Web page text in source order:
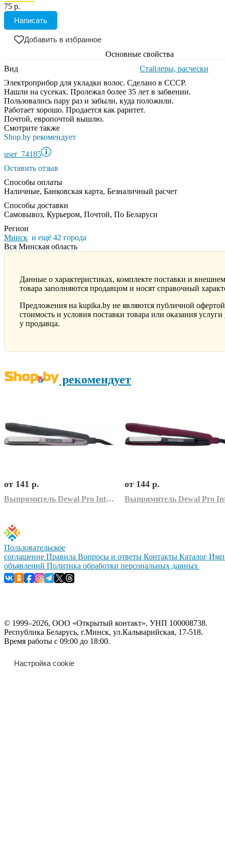
75 р.
Написать
Добавить в избранное
Основные свойства
Вид
Стайлеры, расчески
Электроприбор для укладки волос. Сделано в СССР.
Нашли на сусеках. Пролежал более 35 лет в забвении.
Пользовались пару раз и забыли, куда положили.
Работает хорошо. Продается как раритет.
Почтой, европочтой вышлю.
Смотрите также
Shop.by рекомендует
user_74185
Оставить отзыв
Способы оплаты
Наличные, Банковская карта, Безналичный расчет
Способы доставки
Самовывоз, Курьером, Почтой, По Беларуси
Регион
Минск и ещё 42 города
Вся Минская область
Данные о характеристиках, комплекте поставки и
товара заполняются продавцом и носят справочный
Предложения на kupika.by не являются публичной
стоимость и условия поставки товара или оказания услуги
у продавца.
рекомендует
от 141 р.
Выпрямитель Dewal Pro Intense 03-800 (серый)
от 144 р.
Пользовательское
соглашение Правила Вопросы и ответы Контакты Каталог
объявлений Политика обработки персональных данных
© 1999–2026, ООО «Открытый контакт». УНП 100008738.
Республика Беларусь, г.Минск, ул.Кальварийская, 17-518.
Время работы с 09:00 до 18:00.
Настройка cookie